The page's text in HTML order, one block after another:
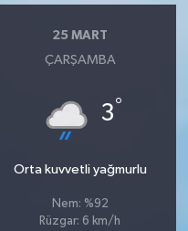
25 MART
ÇARŞAMBA
3°
Orta kuvvetli yağmurlu
Nem: %92
Rüzgar: 6 km/h